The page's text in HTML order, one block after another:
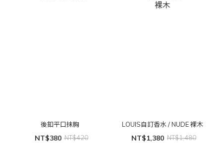
後釦平口抹胸
NT$380 NT$420
LOUIS自訂香水 / NUDE 裸木
NT$1,380 NT$1,480